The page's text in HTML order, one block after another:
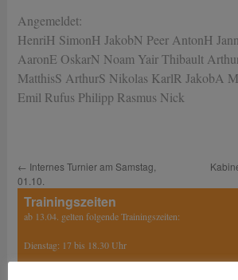
Angemeldet:
HenriH SimonH JakobN Peer AntonH
AaronE OskarN Noam Yair Thibault
MatthisS ArthurS Nikolas KarlR JakobA
Emil Rufus Philipp Rasmus Nick
← Internes Turnier am Samstag,
01.10.
Trainingszeiten
ab 13.04. gelten folgende Trainingszeiten:
Dienstag: 17 bis 18.30 Uhr